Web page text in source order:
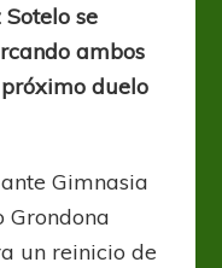
se
ambos
duelo
Gimnasia
Grondona
un reinicio de